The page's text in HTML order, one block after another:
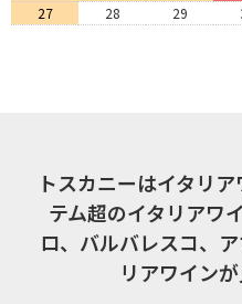
27
28 29
トスカニーはイタリ
テム超のイタリアワ
ロ、バルバレスコ、
リアワインが